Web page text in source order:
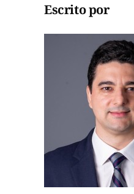
Escrito por